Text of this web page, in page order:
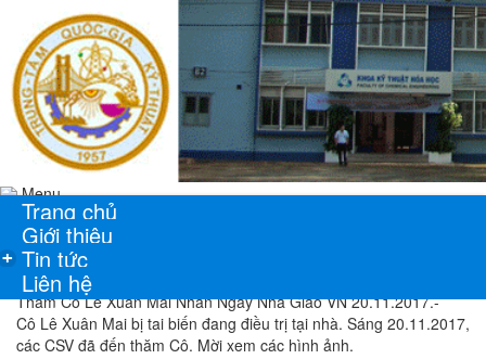
Menu
Trang chủ
Giới thiệu
+ Tin tức
Liên hệ
Thăm Cô Lê Xuân Mai Nhân Ngày Nhà Giáo VN 20.11.2017.-
Cô Lê Xuân Mai bị tai biến đang điều trị tại nhà. Sáng 20.11.2017,
các CSV đã đến thăm Cô. Mời xem các hình ảnh.